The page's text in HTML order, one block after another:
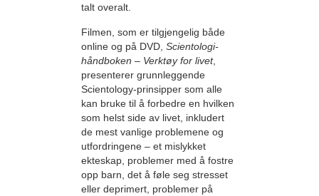
talt overalt.
Filmen, som er tilgjengelig både
online og på DVD, Scientologi-
håndboken – Verktøy for livet,
presenterer grunnleggende
Scientology-prinsipper som alle
kan bruke til å forbedre en hvilken
som helst side av livet, inkludert
de mest vanlige problemene og
utfordringene – et mislykket
ekteskap, problemer med å fostre
opp barn, det å føle seg stresset
eller deprimert, problemer på